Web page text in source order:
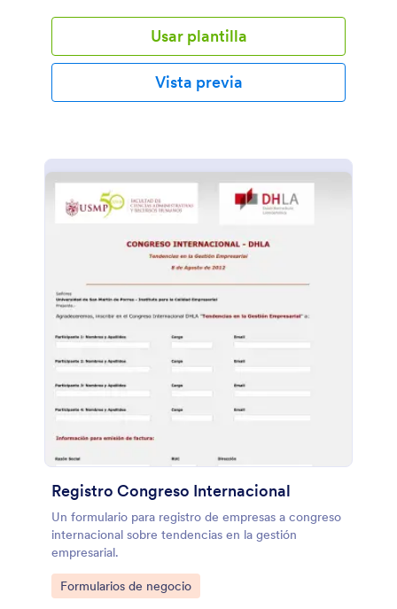
Usar plantilla
Vista previa
Registro Congreso Internacional
Un formulario para registro de empresas a congreso
internacional sobre tendencias en la gestión
empresarial.
Go to Category:
Formularios de negocio